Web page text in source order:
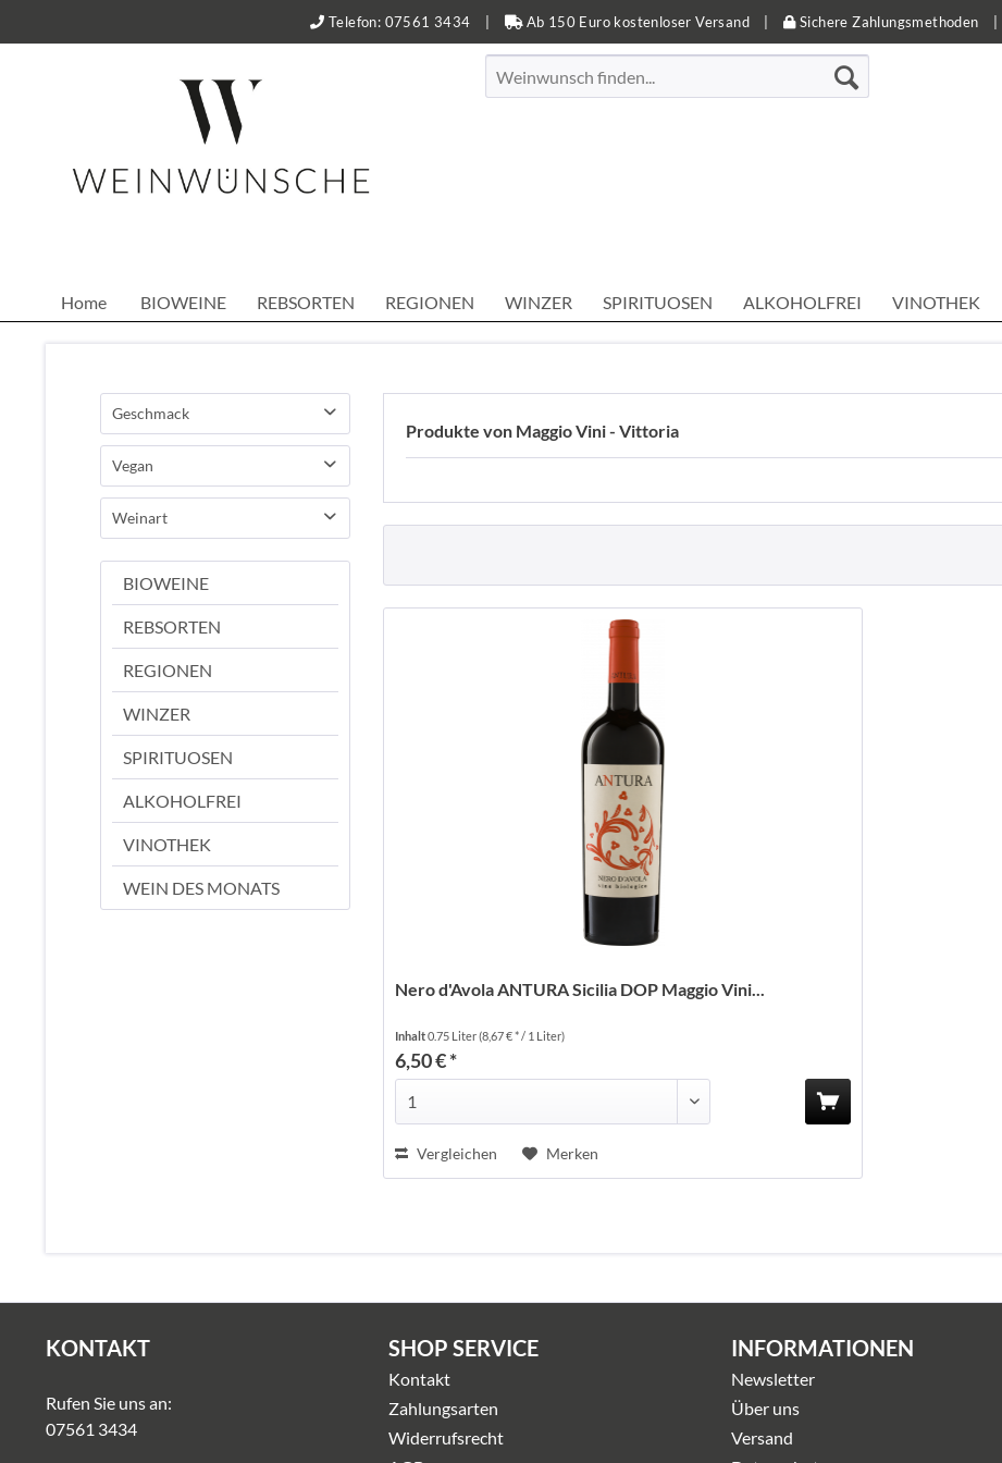
Telefon: 07561 3434 Ab 150 Euro kostenloser Versand Sichere Zahlungsmethoden
Home BIOWEINE REBSORTEN REGIONEN WINZER SPIRITUOSEN ALKOHOLFREI VINOTHEK
Geschmack
trocken
Vegan
JA
Weinart
Rotwein
BIOWEINE
REBSORTEN
REGIONEN
WINZER
SPIRITUOSEN
ALKOHOLFREI
VINOTHEK
WEIN DES MONATS
Produkte von Maggio Vini - Vittoria
Nero d'Avola ANTURA Sicilia DOP Maggio Vini...
Inhalt0.75 Liter(8,67 € * / 1 Liter)
6,50 € *
Vergleichen Merken
KONTAKT
Rufen Sie uns an:
07561 3434
SHOP SERVICE
Kontakt
Zahlungsarten
Widerrufsrecht
INFORMATIONEN
Newsletter
Über uns
Versand